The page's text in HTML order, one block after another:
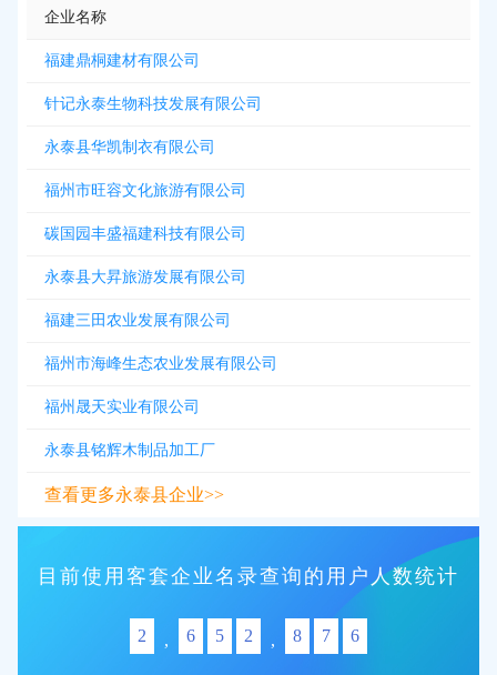
企业名称
福建鼎桐建材有限公司
针记永泰生物科技发展有限公司
永泰县华凯制衣有限公司
福州市旺容文化旅游有限公司
碳国园丰盛福建科技有限公司
永泰县大昇旅游发展有限公司
福建三田农业发展有限公司
福州市海峰生态农业发展有限公司
福州晟天实业有限公司
永泰县铭辉木制品加工厂
查看更多永泰县企业>>
目前使用客套企业名录查询的用户人数统计
2 , 6 5 2 , 8 7 6